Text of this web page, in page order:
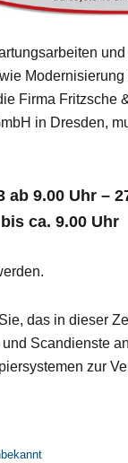
Modernisierung
Firma Fritzsche
in Dresden,
ab 9.00 Uhr –
bis ca. 9.00 Uhr
das in dieser
Scandienste
zur